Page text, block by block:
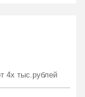
4х тыс.рублей